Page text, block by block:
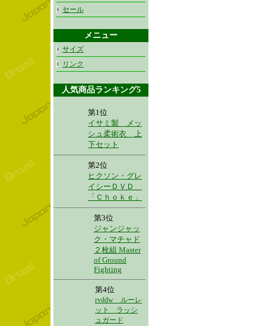
セール
メニュー
サイズ
リンク
人気商品ランキング5
第1位
イサミ製 メッ
シュ柔術衣 上
下セット
第2位
ヒクソン・グレ
イシーＤＶＤ
「Ｃｈｏｋｅ」
第3位
ジャンジャッ
ク・マチャド
２枚組 Master
of Ground
Fighting
第4位
rvddw ルーレ
ット ラッシ
ュガード